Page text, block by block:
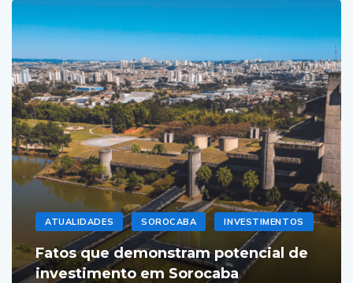
ATUALIDADES SOROCABA INVESTIMENTOS
Fatos que demonstram potencial de
investimento em Sorocaba